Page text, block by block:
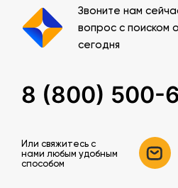
Звоните нам
вопрос с поиском
сегодня
8 (800) 500-
Или свяжитесь c
нами любым удобным
способом